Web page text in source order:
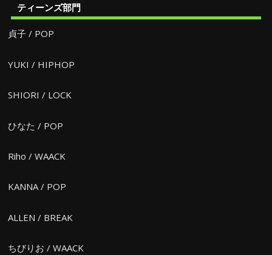
ティーンズ部門
貞子 / POP
YUKI / HIPHOP
SHIORI / LOCK
ひなた / POP
Riho / WAACK
KANNA / POP
ALLEN / BREAK
ちびりお / WAACK